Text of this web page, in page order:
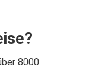
8000